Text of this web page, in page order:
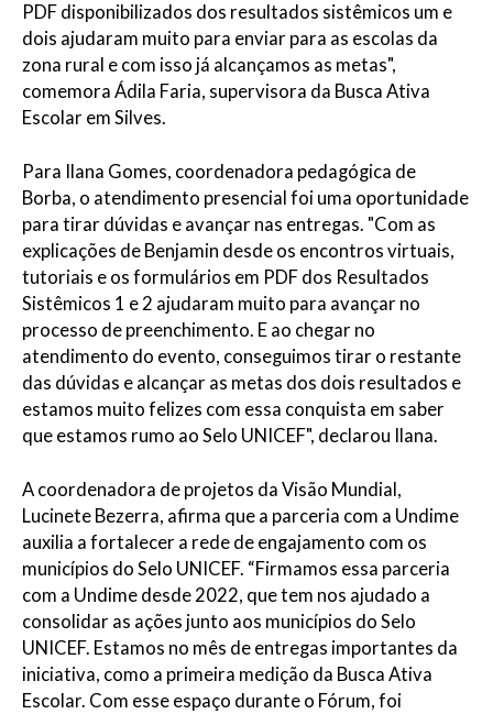
PDF disponibilizados dos resultados sistêmicos um e
dois ajudaram muito para enviar para as escolas da
zona rural e com isso já alcançamos as metas",
comemora Ádila Faria, supervisora da Busca Ativa
Escolar em Silves.
Para Ilana Gomes, coordenadora pedagógica de
Borba, o atendimento presencial foi uma oportunidade
para tirar dúvidas e avançar nas entregas. "Com as
explicações de Benjamin desde os encontros virtuais,
tutoriais e os formulários em PDF dos Resultados
Sistêmicos 1 e 2 ajudaram muito para avançar no
processo de preenchimento. E ao chegar no
atendimento do evento, conseguimos tirar o restante
das dúvidas e alcançar as metas dos dois resultados e
estamos muito felizes com essa conquista em saber
que estamos rumo ao Selo UNICEF", declarou Ilana.
A coordenadora de projetos da Visão Mundial,
Lucinete Bezerra, afirma que a parceria com a Undime
auxilia a fortalecer a rede de engajamento com os
municípios do Selo UNICEF. “Firmamos essa parceria
com a Undime desde 2022, que tem nos ajudado a
consolidar as ações junto aos municípios do Selo
UNICEF. Estamos no mês de entregas importantes da
iniciativa, como a primeira medição da Busca Ativa
Escolar. Com esse espaço durante o Fórum, foi